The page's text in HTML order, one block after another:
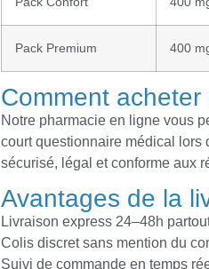
Pack Premium 400
Comment
Notre pharmacie en ligne vous
court questionnaire médical lors
sécurisé, légal et conforme aux
Avantages de la
Livraison express 24–48h
Colis discret sans mention du
Suivi de commande en temps